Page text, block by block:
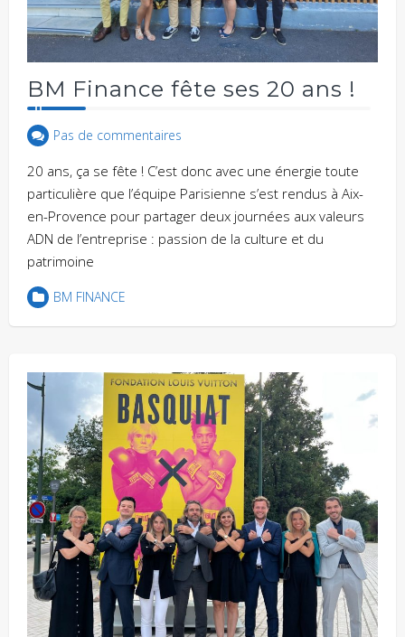
BM Finance fête ses 20 ans !
Pas de commentaires
20 ans, ça se fête ! C’est donc avec une énergie toute
particulière que l’équipe Parisienne s’est rendus à Aix-
en-Provence pour partager deux journées aux valeurs
ADN de l’entreprise : passion de la culture et du
patrimoine
BM FINANCE